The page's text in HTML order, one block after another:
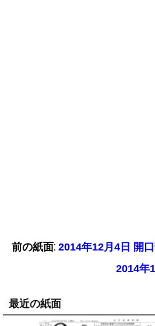
前の紙面: 2014年12月4日 開
2014年
最近の紙面